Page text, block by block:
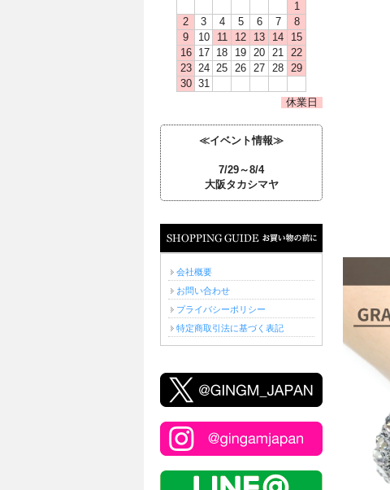
1
2
3 4 5 6 7
8
9
10 11 12 13 14
15
16
17 18 19 20 21
22
23
24 25 26 27 28
29
30
31
休業日
≪イベント情報≫
7/29～8/4
大阪タカシマヤ
会社概要
お問い合わせ
プライバシーポリシー
特定商取引法に基づく表記